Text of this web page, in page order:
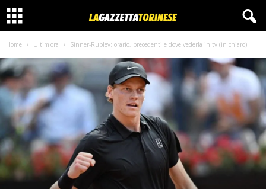
Home Ultim'ora Sinner-Rublev: orario, precedenti e dove vederla in tv (in chiaro)